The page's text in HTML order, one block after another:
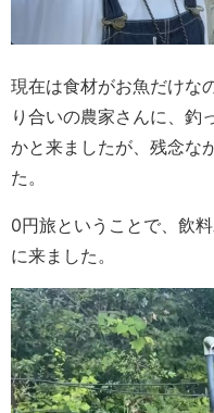
現在は食材がお魚だけな
り合いの農家さんに、釣
かと来ましたが、残念な
た。
0円旅ということで、飲
に来ました。